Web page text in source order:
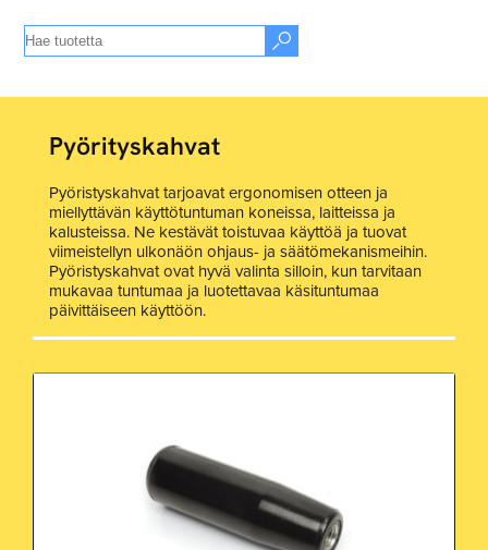
Pyörityskahvat
Pyöristyskahvat tarjoavat ergonomisen otteen ja
miellyttävän käyttötuntuman koneissa, laitteissa ja
kalusteissa. Ne kestävät toistuvaa käyttöä ja tuovat
viimeistellyn ulkonäön ohjaus- ja säätömekanismeihin.
Pyöristyskahvat ovat hyvä valinta silloin, kun tarvitaan
mukavaa tuntumaa ja luotettavaa käsituntumaa
päivittäiseen käyttöön.